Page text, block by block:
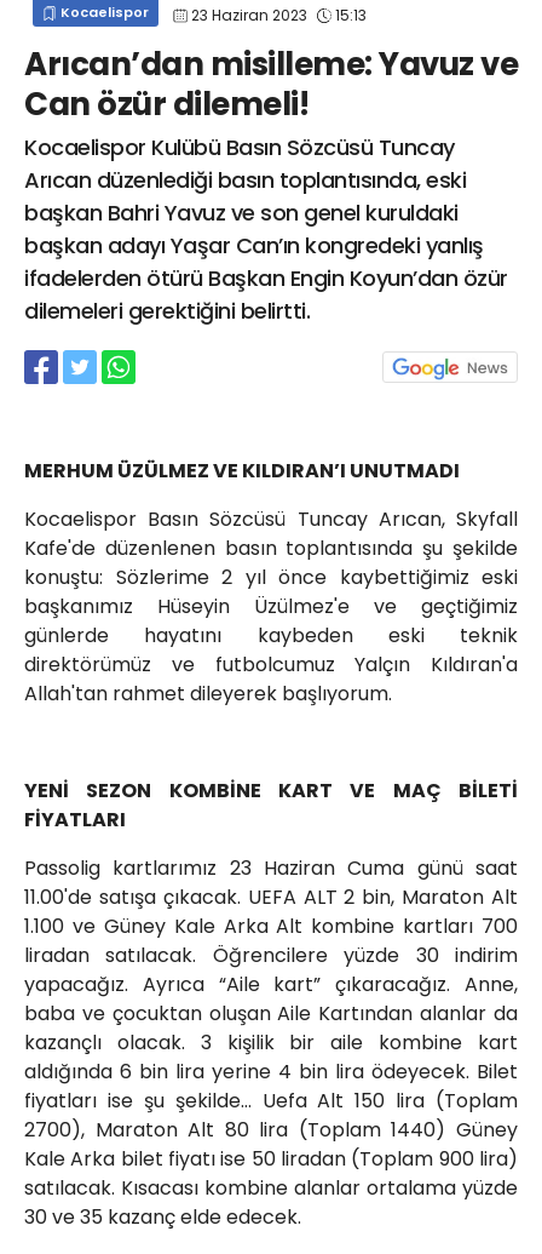
Kocaelispor 23 Haziran 2023 15:13
Arıcan’dan misilleme: Yavuz ve
Can özür dilemeli!
Kocaelispor Kulübü Basın Sözcüsü Tuncay
Arıcan düzenlediği basın toplantısında, eski
başkan Bahri Yavuz ve son genel kuruldaki
başkan adayı Yaşar Can’ın kongredeki yanlış
ifadelerden ötürü Başkan Engin Koyun’dan özür
dilemeleri gerektiğini belirtti.
MERHUM ÜZÜLMEZ VE KILDIRAN’I UNUTMADI
Kocaelispor Basın Sözcüsü Tuncay Arıcan, Skyfall
Kafe'de düzenlenen basın toplantısında şu şekilde
konuştu: Sözlerime 2 yıl önce kaybettiğimiz eski
başkanımız Hüseyin Üzülmez'e ve geçtiğimiz
günlerde hayatını kaybeden eski teknik
direktörümüz ve futbolcumuz Yalçın Kıldıran'a
Allah'tan rahmet dileyerek başlıyorum.
YENİ SEZON KOMBİNE KART VE MAÇ BİLETİ
FİYATLARI
Passolig kartlarımız 23 Haziran Cuma günü saat
11.00'de satışa çıkacak. UEFA ALT 2 bin, Maraton Alt
1.100 ve Güney Kale Arka Alt kombine kartları 700
liradan satılacak. Öğrencilere yüzde 30 indirim
yapacağız. Ayrıca “Aile kart” çıkaracağız. Anne,
baba ve çocuktan oluşan Aile Kartından alanlar da
kazançlı olacak. 3 kişilik bir aile kombine kart
aldığında 6 bin lira yerine 4 bin lira ödeyecek. Bilet
fiyatları ise şu şekilde… Uefa Alt 150 lira (Toplam
2700), Maraton Alt 80 lira (Toplam 1440) Güney
Kale Arka bilet fiyatı ise 50 liradan (Toplam 900 lira)
satılacak. Kısacası kombine alanlar ortalama yüzde
30 ve 35 kazanç elde edecek.
info@spor41.com